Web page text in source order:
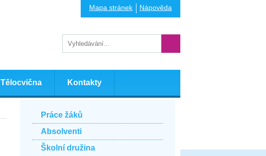
Mapa stránek Nápověda
Tělocvična Kontakty
Práce žáků
Absolventi
Školní družina